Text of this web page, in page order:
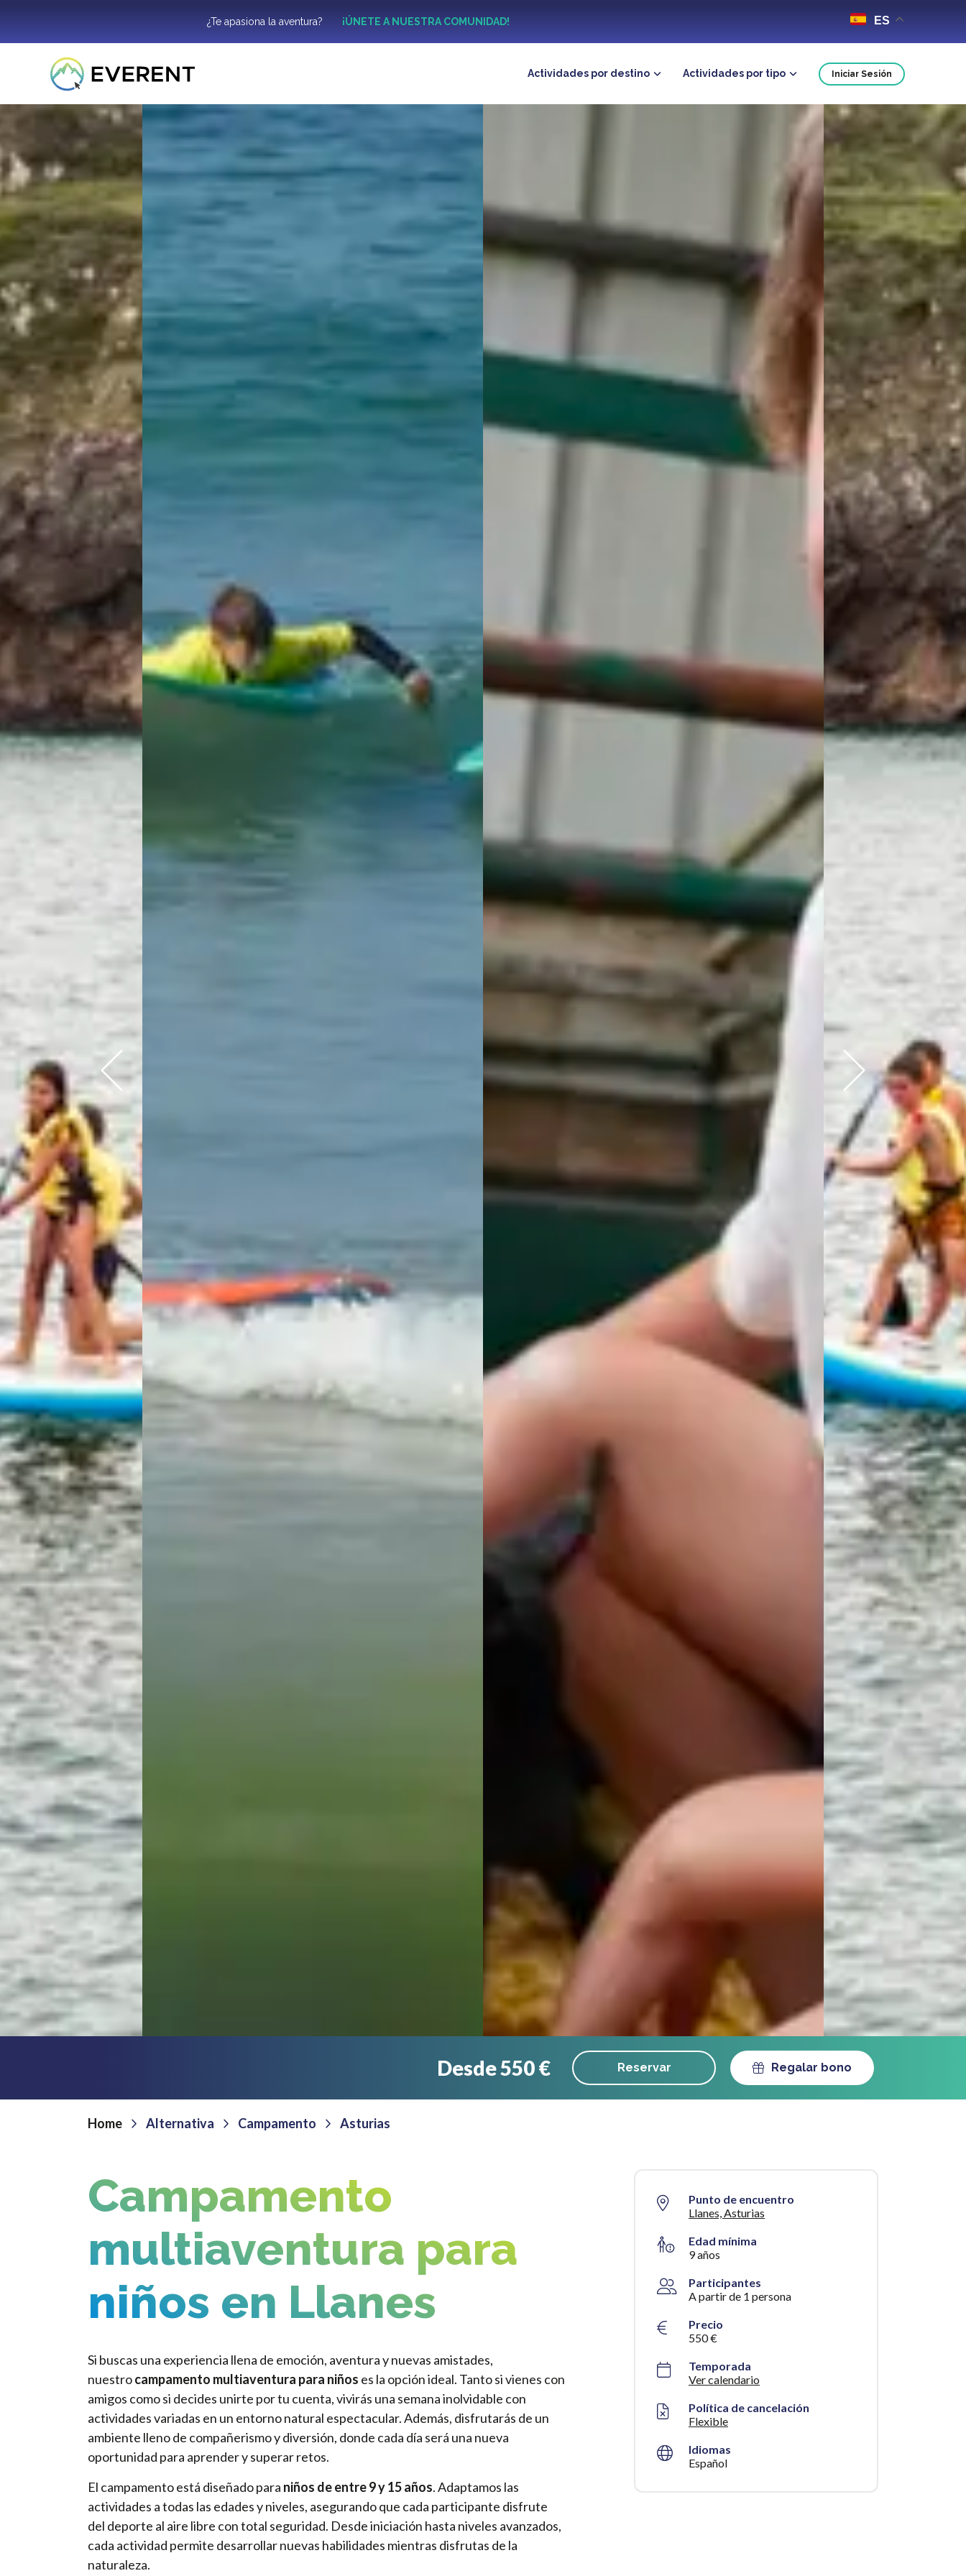
¿Te apasiona la aventura? ¡ÚNETE A NUESTRA COMUNIDAD! ES
Actividades por destino Actividades por tipo Iniciar Sesión
Desde 550 € Reservar Regalar bono
Home Alternativa Campamento Asturias
Campamento
multiaventura para
niños en Llanes
Si buscas una experiencia llena de emoción, aventura y nuevas amistades,
nuestrocampamento multiaventura para niños es la opción ideal. Tanto si vienes con
amigos como si decides unirte por tu cuenta, vivirás una semana inolvidable con
actividades variadas en un entorno natural espectacular. Además, disfrutarás de un
ambiente lleno de compañerismo y diversión, donde cada día será una nueva
oportunidad para aprender y superar retos.
El campamento está diseñado para niños de entre 9 y 15 años. Adaptamos las
actividades a todas las edades y niveles, asegurando que cada participante disfrute
del deporte al aire libre con total seguridad. Desde iniciación hasta niveles avanzados,
cada actividad permite desarrollar nuevas habilidades mientras disfrutas de la
naturaleza.
Punto de encuentro
Llanes, Asturias
Edad mínima
9 años
Participantes
A partir de 1 persona
Precio
550 €
Temporada
Ver calendario
Política de cancelación
Flexible
Idiomas
Español